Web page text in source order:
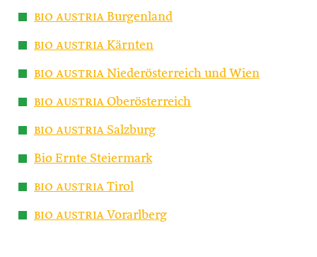
bio austria Burgenland
bio austria Kärnten
bio austria Niederösterreich und Wien
bio austria Oberösterreich
bio austria Salzburg
Bio Ernte Steiermark
bio austria Tirol
bio austria Vorarlberg